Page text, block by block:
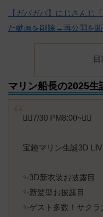
【ガバガバ】にじさんじ
た動画を削除→再公開を断
目
マリン船長の2025
🏴‍☠️7/30 PM8:00~🏴‍☠️
宝鐘マリン生誕3D
✨3D新衣装お披露目
✨新髪型お披露目
✨ゲスト多数！サク